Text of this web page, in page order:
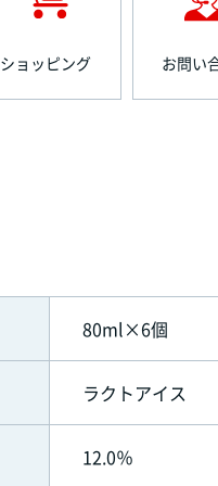
ショッピング お問い
80ml×6個
ラクトアイス
12.0％